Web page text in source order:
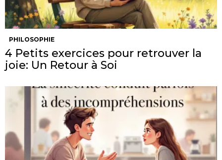
PHILOSOPHIE
4 Petits exercices pour retrouver la
joie: Un Retour à Soi